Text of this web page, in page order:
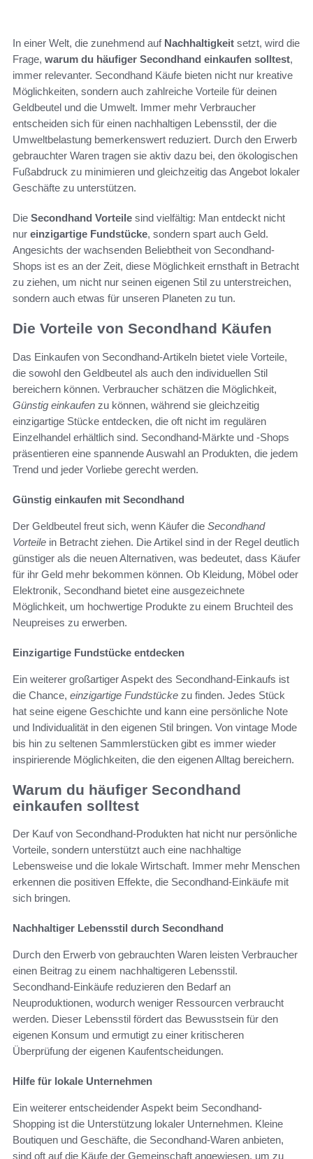
In einer Welt, die zunehmend auf Nachhaltigkeit setzt, wird die
Frage, warum du häufiger Secondhand einkaufen solltest,
immer relevanter. Secondhand Käufe bieten nicht nur kreative
Möglichkeiten, sondern auch zahlreiche Vorteile für deinen
Geldbeutel und die Umwelt. Immer mehr Verbraucher
entscheiden sich für einen nachhaltigen Lebensstil, der die
Umweltbelastung bemerkenswert reduziert. Durch den Erwerb
gebrauchter Waren tragen sie aktiv dazu bei, den ökologischen
Fußabdruck zu minimieren und gleichzeitig das Angebot lokaler
Geschäfte zu unterstützen.
Die Secondhand Vorteile sind vielfältig: Man entdeckt nicht
nur einzigartige Fundstücke, sondern spart auch Geld.
Angesichts der wachsenden Beliebtheit von Secondhand-
Shops ist es an der Zeit, diese Möglichkeit ernsthaft in Betracht
zu ziehen, um nicht nur seinen eigenen Stil zu unterstreichen,
sondern auch etwas für unseren Planeten zu tun.
Die Vorteile von Secondhand Käufen
Das Einkaufen von Secondhand-Artikeln bietet viele Vorteile,
die sowohl den Geldbeutel als auch den individuellen Stil
bereichern können. Verbraucher schätzen die Möglichkeit,
Günstig einkaufen zu können, während sie gleichzeitig
einzigartige Stücke entdecken, die oft nicht im regulären
Einzelhandel erhältlich sind. Secondhand-Märkte und -Shops
präsentieren eine spannende Auswahl an Produkten, die jedem
Trend und jeder Vorliebe gerecht werden.
Günstig einkaufen mit Secondhand
Der Geldbeutel freut sich, wenn Käufer die Secondhand
Vorteile in Betracht ziehen. Die Artikel sind in der Regel deutlich
günstiger als die neuen Alternativen, was bedeutet, dass Käufer
für ihr Geld mehr bekommen können. Ob Kleidung, Möbel oder
Elektronik, Secondhand bietet eine ausgezeichnete
Möglichkeit, um hochwertige Produkte zu einem Bruchteil des
Neupreises zu erwerben.
Einzigartige Fundstücke entdecken
Ein weiterer großartiger Aspekt des Secondhand-Einkaufs ist
die Chance, einzigartige Fundstücke zu finden. Jedes Stück
hat seine eigene Geschichte und kann eine persönliche Note
und Individualität in den eigenen Stil bringen. Von vintage Mode
bis hin zu seltenen Sammlerstücken gibt es immer wieder
inspirierende Möglichkeiten, die den eigenen Alltag bereichern.
Warum du häufiger Secondhand
einkaufen solltest
Der Kauf von Secondhand-Produkten hat nicht nur persönliche
Vorteile, sondern unterstützt auch eine nachhaltige
Lebensweise und die lokale Wirtschaft. Immer mehr Menschen
erkennen die positiven Effekte, die Secondhand-Einkäufe mit
sich bringen.
Nachhaltiger Lebensstil durch Secondhand
Durch den Erwerb von gebrauchten Waren leisten Verbraucher
einen Beitrag zu einem nachhaltigeren Lebensstil.
Secondhand-Einkäufe reduzieren den Bedarf an
Neuproduktionen, wodurch weniger Ressourcen verbraucht
werden. Dieser Lebensstil fördert das Bewusstsein für den
eigenen Konsum und ermutigt zu einer kritischeren
Überprüfung der eigenen Kaufentscheidungen.
Hilfe für lokale Unternehmen
Ein weiterer entscheidender Aspekt beim Secondhand-
Shopping ist die Unterstützung lokaler Unternehmen. Kleine
Boutiquen und Geschäfte, die Secondhand-Waren anbieten,
sind oft auf die Käufe der Gemeinschaft angewiesen, um zu